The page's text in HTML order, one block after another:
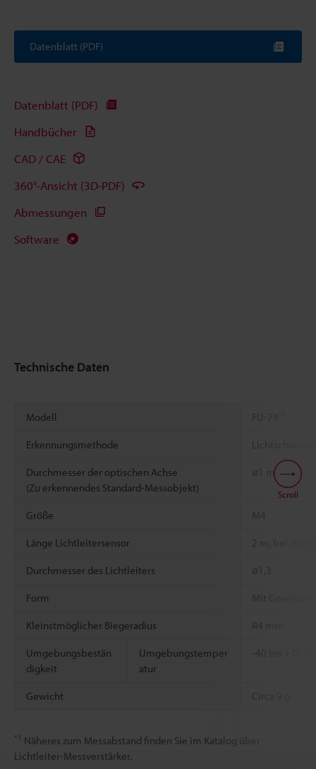
Datenblatt (PDF)
Datenblatt (PDF)
Handbücher
CAD / CAE
360°-Ansicht (3D-PDF)
Abmessungen
Software
Technische Daten
Modell FU-78
Erkennungsmethode
Durchmesser der optischen Achse
(Zu erkennendes Standard-Messobjekt)
ø1 mm
Größe M4
Länge Lichtleitersensor 2 m, frei
Durchmesser des Lichtleiters ø1,3
Form Mit Gewinde
Kleinstmöglicher Biegeradius R4 mm
Umgebungsbestän
digkeit
Umgebungstemper
atur
-40 bis +70 °C
Gewicht Circa 9 g
*1 Näheres zum Messabstand finden Sie im Katalog über
Lichtleiter-Messverstärker.
Scroll